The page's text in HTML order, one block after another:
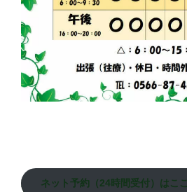
ネット予約（24時間受付）はここ